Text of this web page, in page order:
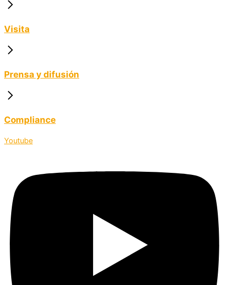
Visita
Prensa y difusión
Compliance
Youtube